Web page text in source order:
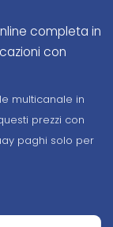
completa in
con
multicanale in
prezzi con
paghi solo per